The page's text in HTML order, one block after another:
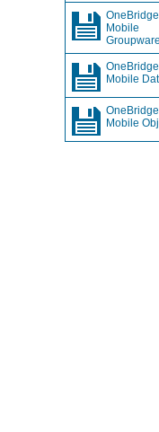
OneBridge
Mobile
Groupware
OneBridge
Mobile
OneBridge
Mobile